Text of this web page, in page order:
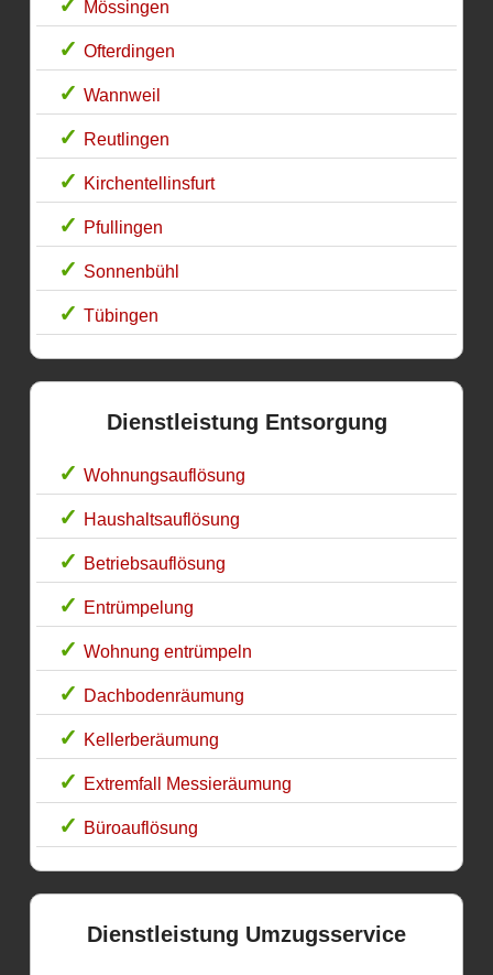
Mössingen
Ofterdingen
Wannweil
Reutlingen
Kirchentellinsfurt
Pfullingen
Sonnenbühl
Tübingen
Dienstleistung Entsorgung
Wohnungsauflösung
Haushaltsauflösung
Betriebsauflösung
Entrümpelung
Wohnung entrümpeln
Dachbodenräumung
Kellerberäumung
Extremfall Messieräumung
Büroauflösung
Dienstleistung Umzugsservice